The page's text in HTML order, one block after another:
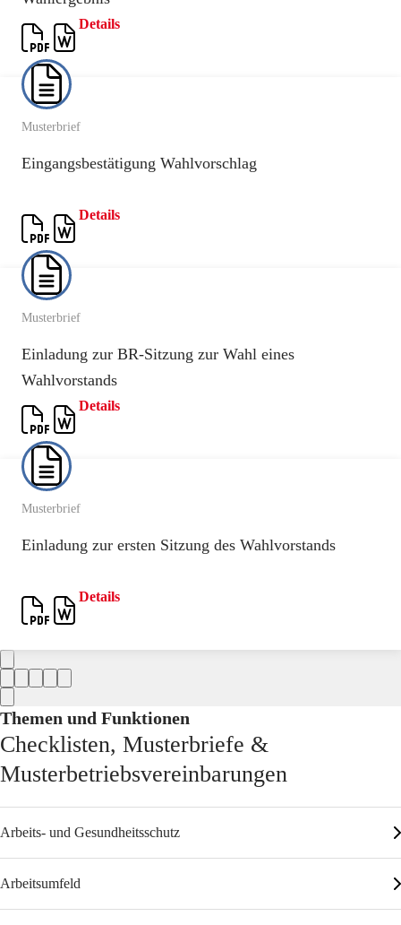
Details
Musterbrief
Eingangsbestätigung Wahlvorschlag
Details
Musterbrief
Einladung zur BR-Sitzung zur Wahl eines
Wahlvorstands
Details
Musterbrief
Einladung zur ersten Sitzung des Wahlvorstands
Details
Themen und Funktionen
Checklisten, Musterbriefe &
Musterbetriebsvereinbarungen
Arbeits- und Gesundheitsschutz
Arbeitsumfeld